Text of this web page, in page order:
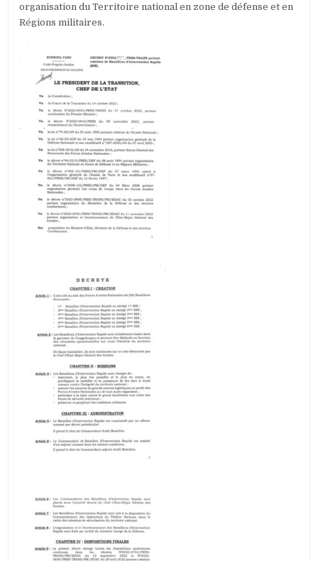
organisation du Territoire national en zone de défense et en
Régions militaires.